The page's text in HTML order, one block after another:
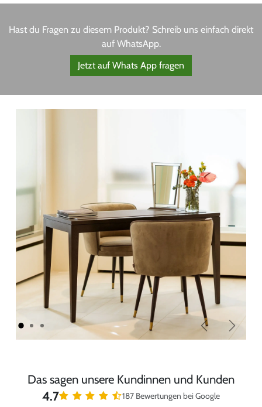
Hast du Fragen zu diesem Produkt? Schreib uns einfach direkt
auf WhatsApp.
Jetzt auf Whats App fragen
Zurück Weiter
Das sagen unsere Kundinnen und Kunden
4.7 187 Bewertungen bei Google